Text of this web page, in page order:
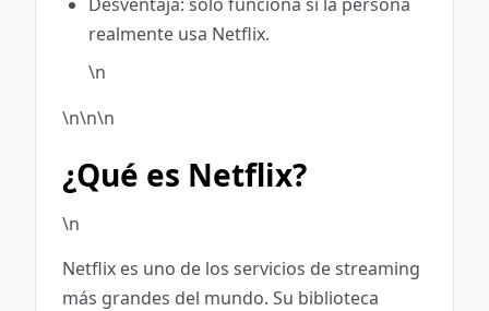
realmente usa Netflix.
\n
\n\n\n
¿Qué es Netflix?
\n
Netflix es uno de los servicios de streaming
más grandes del mundo. Su biblioteca